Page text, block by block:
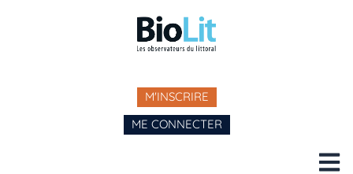
M'INSCRIRE
ME CONNECTER